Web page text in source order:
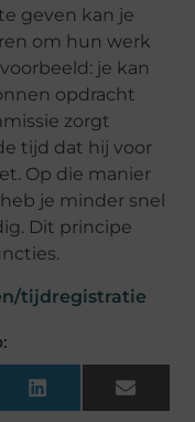
geven kan je
om hun werk
je kan
opdracht
zorgt
tijd dat hij voor
Op die manier
je minder snel
Dit principe
tijdregistratie
LinkedIn Email